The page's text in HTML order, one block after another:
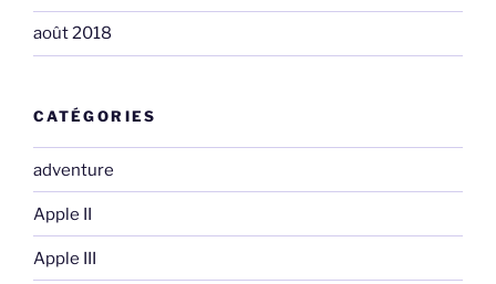
août 2018
CATÉGORIES
adventure
Apple II
Apple III